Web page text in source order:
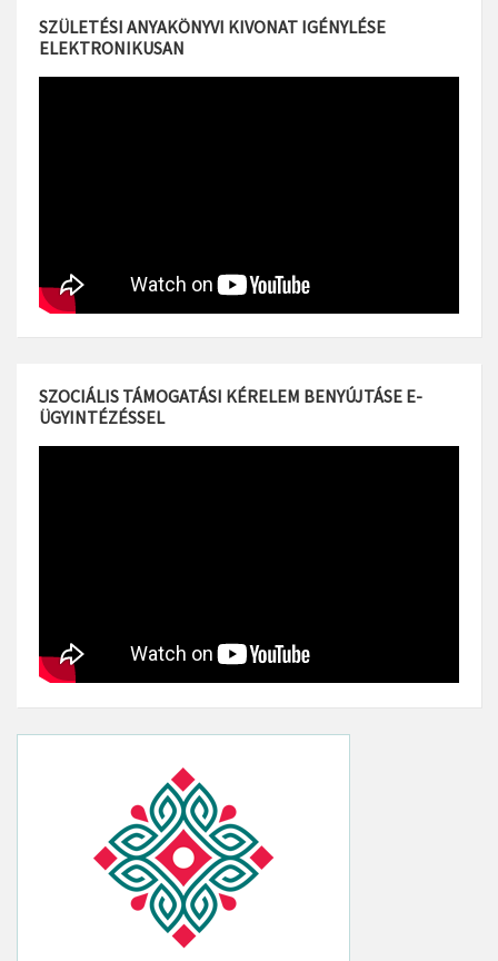
SZÜLETÉSI ANYAKÖNYVI KIVONAT IGÉNYLÉSE
ELEKTRONIKUSAN
SZOCIÁLIS TÁMOGATÁSI KÉRELEM BENYÚJTÁSE E-
ÜGYINTÉZÉSSEL